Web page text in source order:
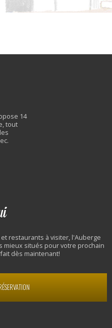
14
tout
restaurants à visiter, l'Auberge
mieux situés pour votre prochain
dès maintenant!